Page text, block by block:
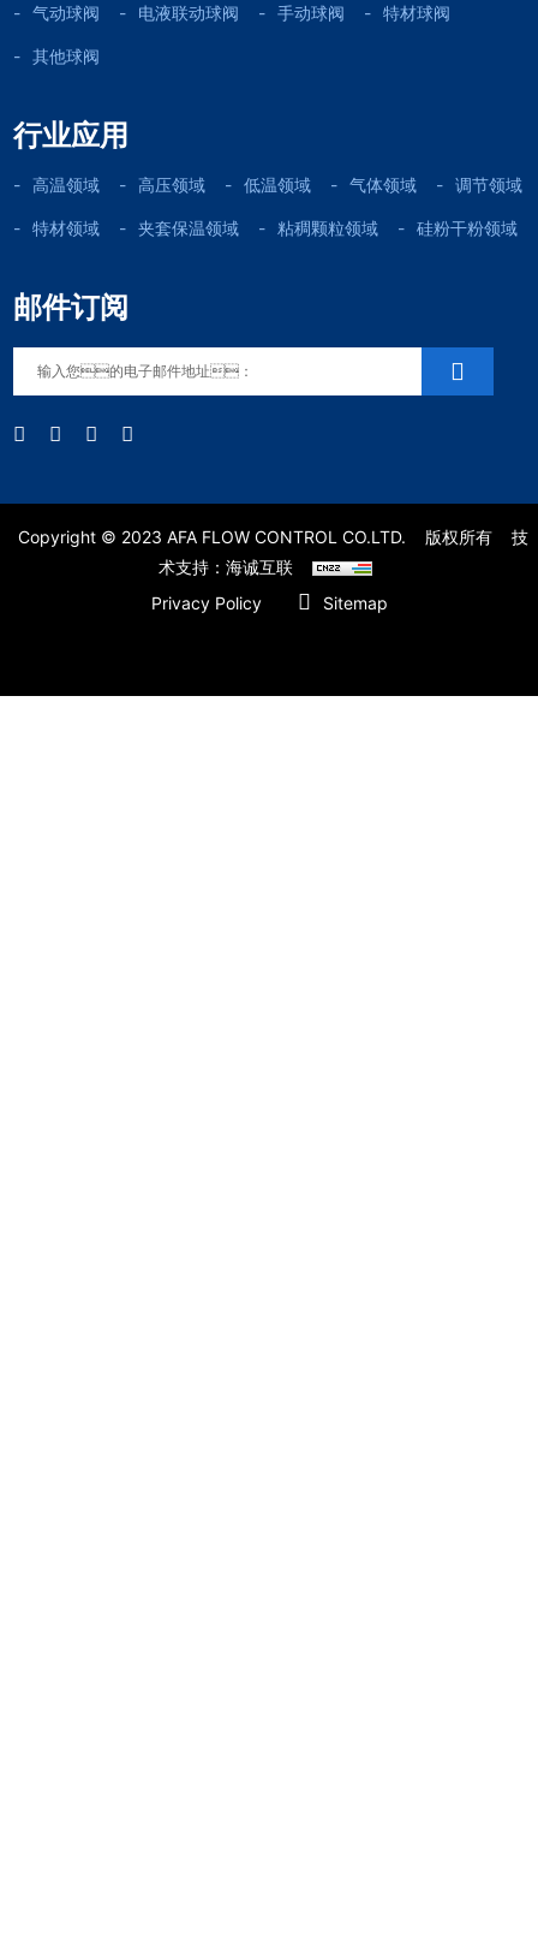
气动球阀 电液联动球阀 手动球阀 特材球阀
其他球阀
行业应用
高温领域 高压领域 低温领域 气体领域 调节领域
特材领域 夹套保温领域 粘稠颗粒领域 硅粉干粉领域
邮件订阅
Copyright © 2023 AFA FLOW CONTROL CO.LTD. 版权所有
技
术支持：海诚互联
Privacy Policy
Sitemap